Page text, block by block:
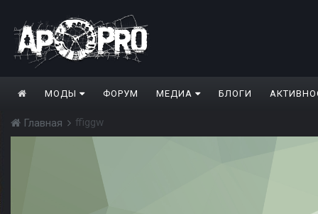
МОДЫ ФОРУМ МЕДИА БЛОГИ
Главная ffiggw